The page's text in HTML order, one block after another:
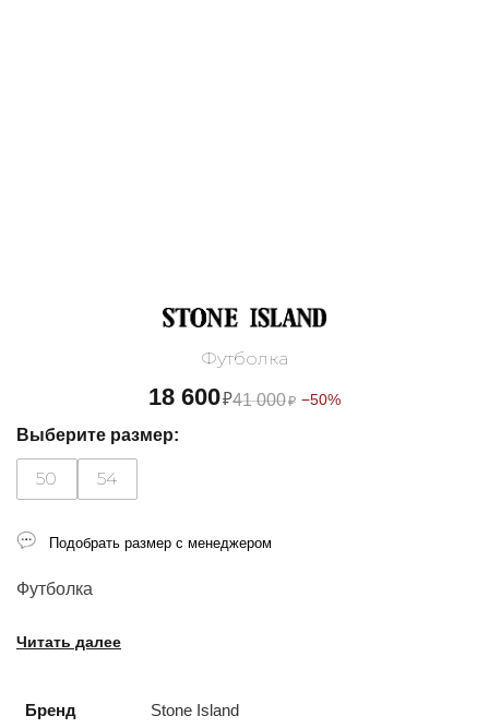
Футболка
18 600₽41 000₽ −50%
Футболка
Читать далее
Бренд Stone Island
Выберите размер:
50 54
Подобрать размер с менеджером